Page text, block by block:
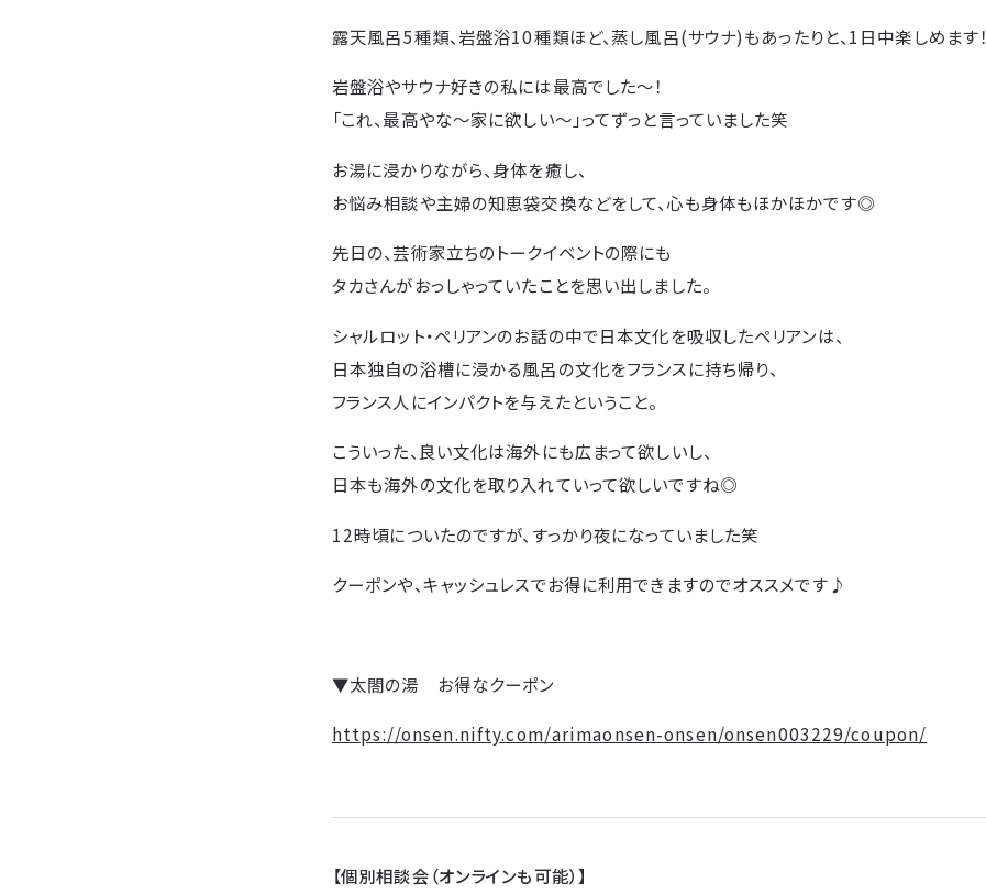
露天風呂5種類、岩盤浴10種類ほど、蒸し風呂(サウナ)もあったりと、1日中楽しめます！
岩盤浴やサウナ好きの私には最高でした～！
「これ、最高やな～家に欲しい～」ってずっと言っていました笑
お湯に浸かりながら、身体を癒し、
お悩み相談や主婦の知恵袋交換などをして、心も身体もほかほかです◎
先日の、芸術家立ちのトークイベントの際にも
タカさんがおっしゃっていたことを思い出しました。
シャルロット・ペリアンのお話の中で日本文化を吸収したペリアンは、
日本独自の浴槽に浸かる風呂の文化をフランスに持ち帰り、
フランス人にインパクトを与えたということ。
こういった、良い文化は海外にも広まって欲しいし、
日本も海外の文化を取り入れていって欲しいですね◎
12時頃についたのですが、すっかり夜になっていました笑
クーポンや、キャッシュレスでお得に利用できますのでオススメです♪
▼太閤の湯 お得なクーポン
https://onsen.nifty.com/arimaonsen-onsen/onsen003229/coupon/
【個別相談会（オンラインも可能）】